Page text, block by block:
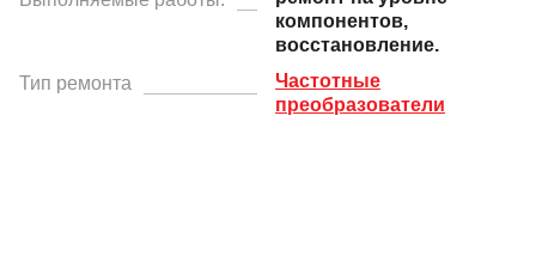
компонентов,
восстановление.
Тип ремонта
Частотные
преобразователи